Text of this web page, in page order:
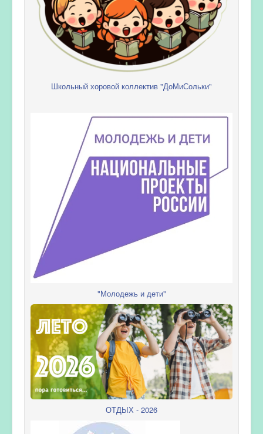
Школьный хоровой коллектив "ДоМиСольки"
"Молодежь и дети"
ОТДЫХ - 2026